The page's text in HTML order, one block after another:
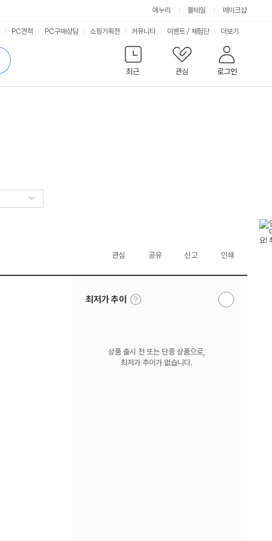
에누리 몰테일 메이크샵
최근
관심 로그인
PC견적 PC구매상담 쇼핑기획전 커뮤니티 이벤트 / 체험단 서
비
스
더보기
관심 공유 신고 인쇄
최저가 추이
툴
팁
알
상품 출시 전 또는 단종 상품으로,
최저가 추이가 없습니다.